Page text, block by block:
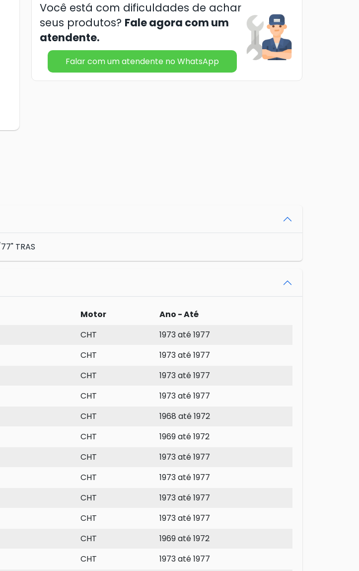
Você está com dificuldades de achar
seus produtos? Fale agora com um
atendente.
Falar com um atendente no WhatsApp
TRAS
Motor
Ano - Até
CHT
1973 até 1977
CHT
1973 até 1977
CHT
1973 até 1977
CHT
1973 até 1977
CHT
1968 até 1972
CHT
1969 até 1972
CHT
1973 até 1977
CHT
1973 até 1977
CHT
1973 até 1977
CHT
1973 até 1977
CHT
1969 até 1972
CHT
1973 até 1977